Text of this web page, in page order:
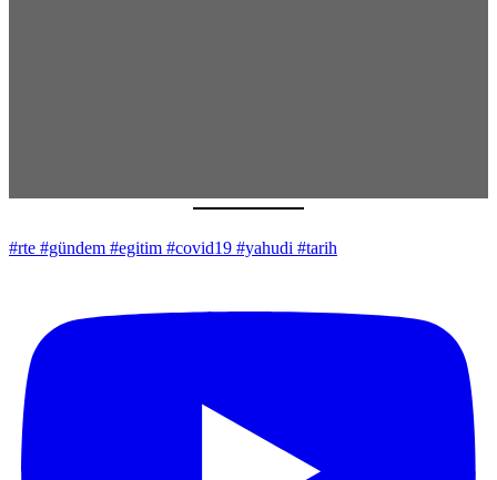
#rte #gündem #egitim #covid19 #yahudi #tarih